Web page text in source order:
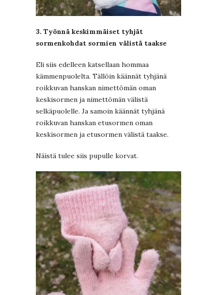
3. Työnnä keskimmäiset tyhjät
sormenkohdat sormien välistä taakse
Eli siis edelleen katsellaan hommaa
kämmenpuolelta. Tällöin käännät tyhjänä
roikkuvan hanskan nimettömän oman
keskisormen ja nimettömän välistä
selkäpuolelle. Ja samoin käännät tyhjänä
roikkuvan hanskan etusormen oman
keskisormen ja etusormen välistä taakse.
Näistä tulee siis pupulle korvat.